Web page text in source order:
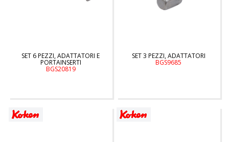
SET 6 PEZZI, ADATTATORI E
PORTAINSERTI
BGS20819
SET 3 PEZZI, ADATTATORI
BGS9685